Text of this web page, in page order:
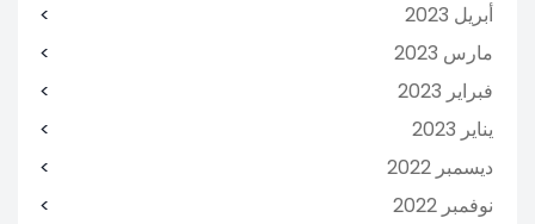
أبريل 2023
مارس 2023
فبراير 2023
يناير 2023
ديسمبر 2022
نوفمبر 2022